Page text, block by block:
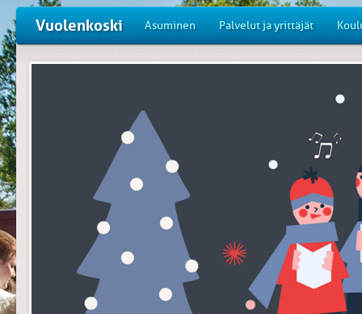
Vuolenkoski Asuminen Palvelut ja yrittäjät